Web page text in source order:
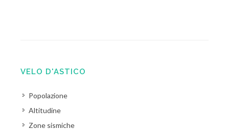
VELO D'ASTICO
Popolazione
Altitudine
Zone sismiche